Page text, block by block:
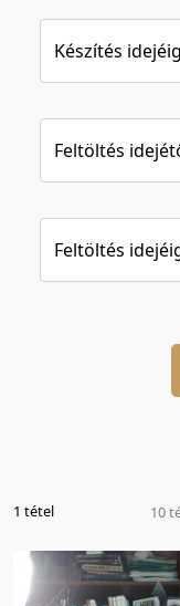
Készítés idejéig
Feltöltés
Feltöltés
1 tétel
10
5
10